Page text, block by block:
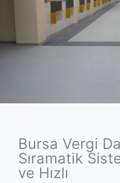
Bursa Vergi
Sıramatik
ve Hızlı